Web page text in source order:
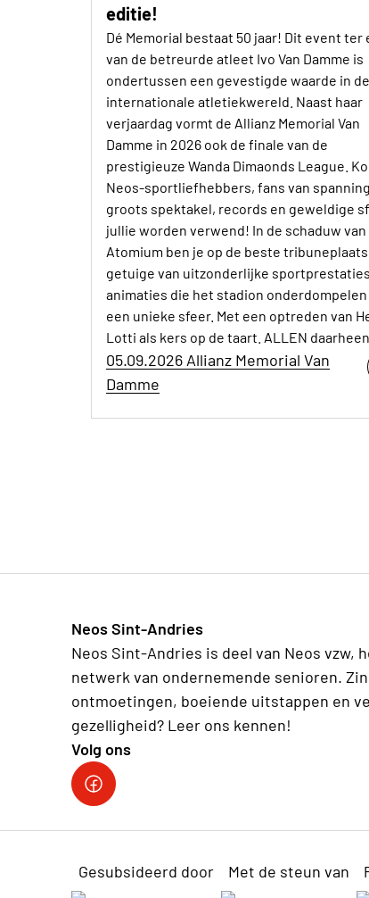
editie!
Dé Memorial bestaat 50 jaar! Dit event ter
van de betreurde atleet Ivo Van Damme is
ondertussen een gevestigde waarde in de
internationale atletiekwereld. Naast haar
verjaardag vormt de Allianz Memorial Van
Damme in 2026 ook de finale van de
prestigieuze Wanda Dimaonds League.
Neos-sportliefhebbers, fans van
groots spektakel, records en geweldige
jullie worden verwend! In de schaduw
Atomium ben je op de beste
getuige van uitzonderlijke
animaties die het stadion onderdompelen
een unieke sfeer. Met een optreden van
Lotti als kers op de taart. ALLEN
05.09.2026 Allianz Memorial Van
Damme
Neos Sint-Andries
Neos Sint-Andries is deel van Neos vzw,
netwerk van ondernemende senioren.
ontmoetingen, boeiende uitstappen en
gezelligheid? Leer ons kennen!
Volg ons
Volg ons op facebook
Gesubsideerd door Met de steun van